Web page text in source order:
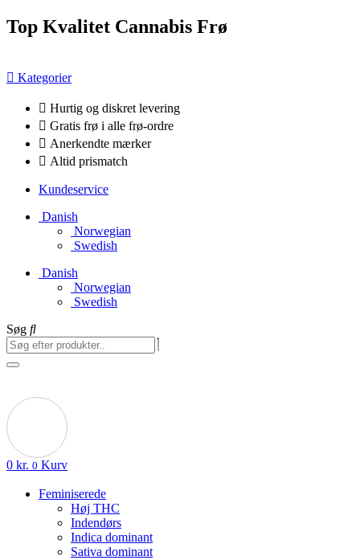
Videre
til
Top Kvalitet Cannabis Frø
Kategorier
Hurtig og diskret levering
Gratis frø i alle frø-ordre
Anerkendte mærker
Altid prismatch
Kundeservice
Danish
Norwegian
Swedish
Danish
Norwegian
Swedish
Søg
0 kr. 0 Kurv
Feminiserede
Høj THC
Indendørs
Indica dominant
Sativa dominant